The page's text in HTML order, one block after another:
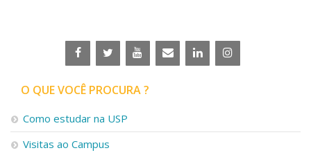
Linhas de Pesquisa
Centros, Núcleos e Projetos em Rede
Iniciação Científica
Empresas Juniores
Extensão à Comunidade
O QUE VOCÊ PROCURA ?
Como estudar na USP
Visitas ao Campus